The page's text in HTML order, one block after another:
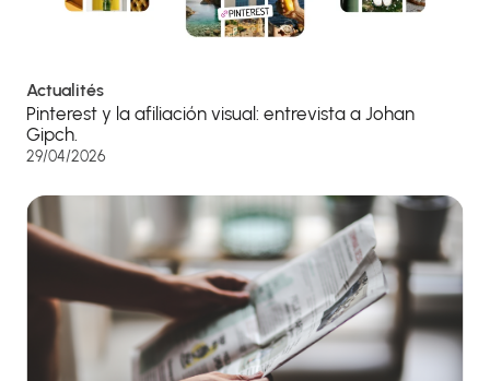
Actualités
Pinterest y la afiliación visual: entrevista a Johan
Gipch.
29/04/2026